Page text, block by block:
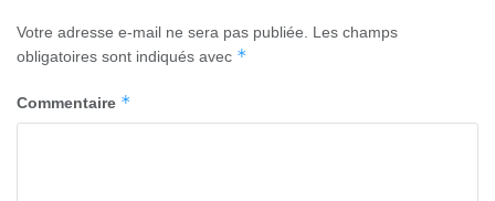
Votre adresse e-mail ne sera pas publiée.
Les champs
obligatoires sont indiqués avec *
Commentaire *